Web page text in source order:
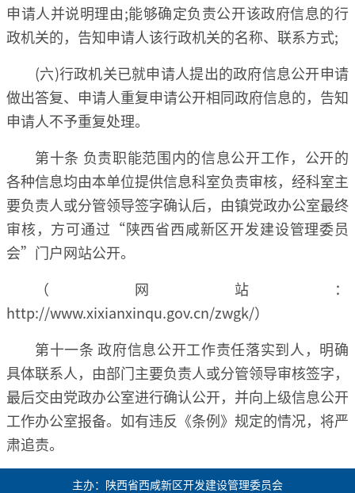
申请人并说明理由;能够确定负责公开该政府信息的行
政机关的，告知申请人该行政机关的名称、联系方式;
(六)行政机关已就申请人提出的政府信息公开申请
做出答复、申请人重复申请公开相同政府信息的，告知
申请人不予重复处理。
第十条 负责职能范围内的信息公开工作，公开的
各种信息均由本单位提供信息科室负责审核，经科室主
要负责人或分管领导签字确认后，由镇党政办公室最终
审核，方可通过“陕西省西咸新区开发建设管理委员
会”门户网站公开。
（网站：
http://www.xixianxinqu.gov.cn/zwgk/）
第十一条 政府信息公开工作责任落实到人，明确
具体联系人，由部门主要负责人或分管领导审核签字，
最后交由党政办公室进行确认公开，并向上级信息公开
工作办公室报备。如有违反《条例》规定的情况，将严
肃追责。
主办：陕西省西咸新区开发建设管理委员会